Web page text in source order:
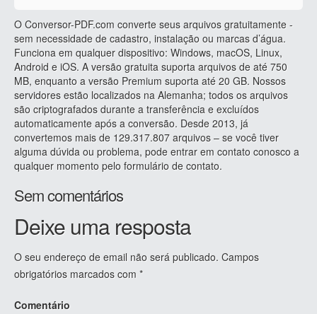
O Conversor-PDF.com converte seus arquivos gratuitamente -
sem necessidade de cadastro, instalação ou marcas d’água.
Funciona em qualquer dispositivo: Windows, macOS, Linux,
Android e iOS. A versão gratuita suporta arquivos de até 750
MB, enquanto a versão Premium suporta até 20 GB. Nossos
servidores estão localizados na Alemanha; todos os arquivos
são criptografados durante a transferência e excluídos
automaticamente após a conversão. Desde 2013, já
convertemos mais de 129.317.807 arquivos – se você tiver
alguma dúvida ou problema, pode entrar em contato conosco a
qualquer momento pelo formulário de contato.
Sem comentários
Deixe uma resposta
O seu endereço de email não será publicado. Campos
obrigatórios marcados com *
Comentário